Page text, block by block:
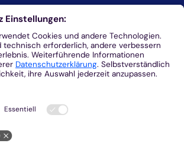
Katholik*innen im Bistum
aachen.de